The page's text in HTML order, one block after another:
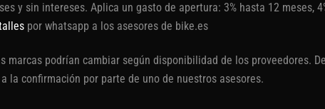
y sin intereses. Aplica un gasto de apertura: 3% hasta 12 meses,
por whatsapp a los asesores de bike.es
podrían cambiar según disponibilidad de los proveedores.
la confirmación por parte de uno de nuestros asesores.